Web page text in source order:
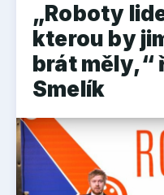
„Roboty
kterou by
brát měly,“
Smelík